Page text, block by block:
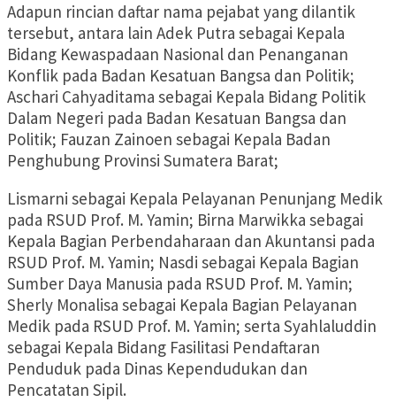
Adapun rincian daftar nama pejabat yang dilantik
tersebut, antara lain Adek Putra sebagai Kepala
Bidang Kewaspadaan Nasional dan Penanganan
Konflik pada Badan Kesatuan Bangsa dan Politik;
Aschari Cahyaditama sebagai Kepala Bidang Politik
Dalam Negeri pada Badan Kesatuan Bangsa dan
Politik; Fauzan Zainoen sebagai Kepala Badan
Penghubung Provinsi Sumatera Barat;
Lismarni sebagai Kepala Pelayanan Penunjang Medik
pada RSUD Prof. M. Yamin; Birna Marwikka sebagai
Kepala Bagian Perbendaharaan dan Akuntansi pada
RSUD Prof. M. Yamin; Nasdi sebagai Kepala Bagian
Sumber Daya Manusia pada RSUD Prof. M. Yamin;
Sherly Monalisa sebagai Kepala Bagian Pelayanan
Medik pada RSUD Prof. M. Yamin; serta Syahlaluddin
sebagai Kepala Bidang Fasilitasi Pendaftaran
Penduduk pada Dinas Kependudukan dan
Pencatatan Sipil.